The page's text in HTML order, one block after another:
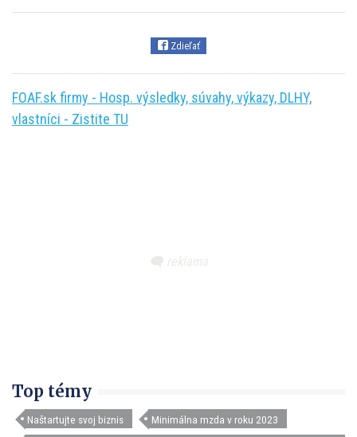
Zdieľať
FOAF.sk firmy - Hosp. výsledky, súvahy, výkazy, DLHY,
vlastníci - Zistite TU
Top témy
Naštartujte svoj biznis Minimálna mzda v roku 2023